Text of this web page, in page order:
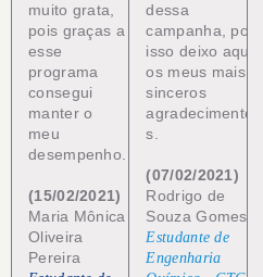
muito grata,
pois graças a
esse
programa
consegui
manter o
meu
desempenho.
(15/02/2021)
Maria Mônica
Oliveira
Pereira
dessa
campanha, por
isso deixo aqui
os meus mais
sinceros
agradecimento
s.
(07/02/2021)
Rodrigo de
Souza Gomes
Estudante de
Engenharia